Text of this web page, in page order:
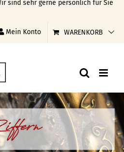
sind sehr gerne persönlich für Sie
Mein Konto WARENKORB